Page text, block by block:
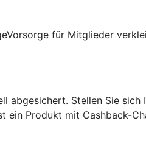
für Mitglieder
Stellen Sie
ein Produkt mit Cashback-